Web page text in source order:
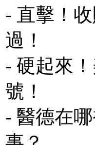
- 直擊！
過！
- 硬起來
號！
- 醫德在